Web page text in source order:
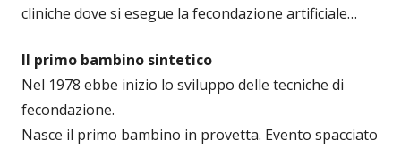
cliniche dove si esegue la fecondazione artificiale…
Il primo bambino sintetico
Nel 1978 ebbe inizio lo sviluppo delle tecniche di
fecondazione.
Nasce il primo bambino in provetta. Evento spacciato